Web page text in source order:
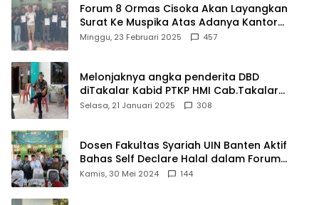
Forum 8 Ormas Cisoka Akan Layangkan
Surat Ke Muspika Atas Adanya Kantor
Matel di Cisoka
Minggu, 23 Februari 2025 457
Melonjaknya angka penderita DBD
diTakalar Kabid PTKP HMI Cab.Takalar
angkat bicara
Selasa, 21 Januari 2025 308
Dosen Fakultas Syariah UIN Banten Aktif
Bahas Self Declare Halal dalam Forum
Ijtima Ulama MUI
Kamis, 30 Mei 2024 144